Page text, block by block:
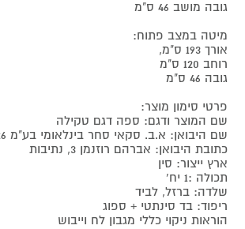
גובה מושב 46 ס"מ
מיטה במצב פתוח:
אורך 193 ס"מ,
רוחב 120 ס"מ
גובה 46 ס"מ
פרטי סימון מוצר:
שם המוצר ודגם: ספה דגם טקילה
שם היבואן: א.ב. סקאי סחר בינלאומי בע"מ 513509026
כתובת היבואן: אברהם רוזנמן 3, נתיבות
ארץ ייצור: סין
תכולה :1 יח'
שלדה: ברזל, לביד
ריפוד: בד סינתטי + ספוג
הוראות ניקוי כללי מגבון לח וייבוש